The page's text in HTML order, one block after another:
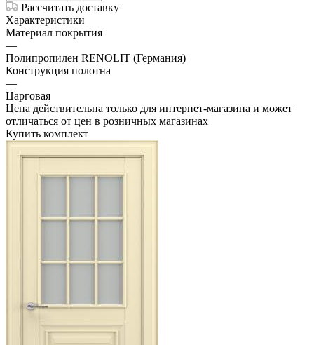
Рассчитать доставку
Характеристики
Материал покрытия
—
Полипропилен RENOLIT (Германия)
Конструкция полотна
—
Царговая
Цена действительна только для интернет-магазина и может
отличаться от цен в розничных магазинах
Купить комплект